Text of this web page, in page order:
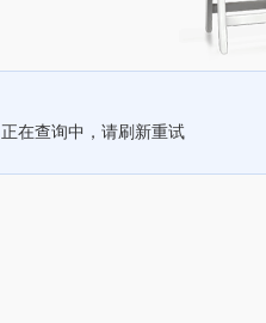
正在查询中，请刷新重试